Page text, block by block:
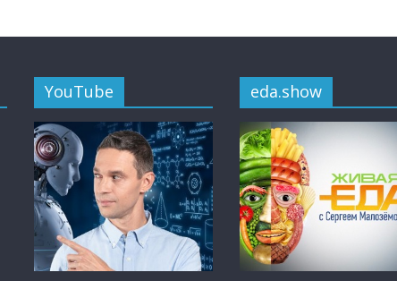
YouTube eda.show